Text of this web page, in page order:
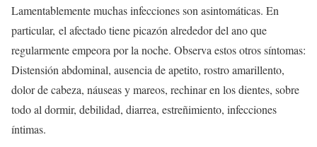
Lamentablemente muchas infecciones son asintomáticas. En
particular, el afectado tiene picazón alrededor del ano que
regularmente empeora por la noche. Observa estos otros síntomas:
Distensión abdominal, ausencia de apetito, rostro amarillento,
dolor de cabeza, náuseas y mareos, rechinar en los dientes, sobre
todo al dormir, debilidad, diarrea, estreñimiento, infecciones
íntimas.